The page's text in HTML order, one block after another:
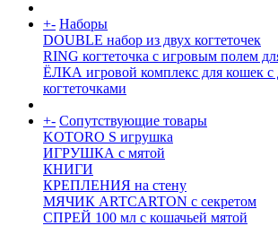
+- Наборы
DOUBLE набор из двух когтеточек
RING когтеточка c игровым полем
ЁЛКА игровой комплекс для кошек с
когтеточками
+- Сопутствующие товары
KOTORO S игрушка
ИГРУШКА с мятой
КНИГИ
КРЕПЛЕНИЯ на стену
МЯЧИК ARTCARTON с секретом
СПРЕЙ 100 мл с кошачьей мятой